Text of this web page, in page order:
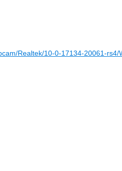
Realtek/10-0-17134-20061-rs4/